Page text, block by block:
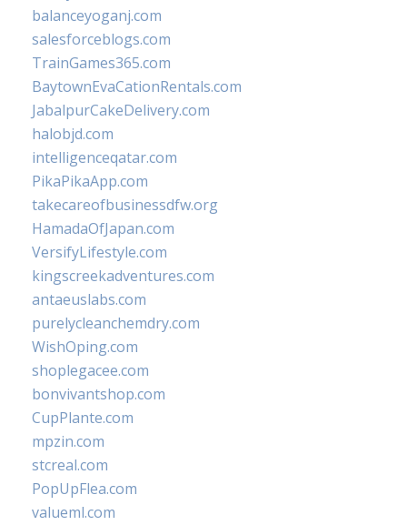
balanceyoganj.com
salesforceblogs.com
TrainGames365.com
BaytownEvaCationRentals.com
JabalpurCakeDelivery.com
halobjd.com
intelligenceqatar.com
PikaPikaApp.com
takecareofbusinessdfw.org
HamadaOfJapan.com
VersifyLifestyle.com
kingscreekadventures.com
antaeuslabs.com
purelycleanchemdry.com
WishOping.com
shoplegacee.com
bonvivantshop.com
CupPlante.com
mpzin.com
stcreal.com
PopUpFlea.com
valueml.com